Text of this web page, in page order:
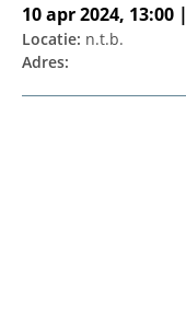
10 apr 2024, 13:00 |
Locatie: n.t.b.
Adres: